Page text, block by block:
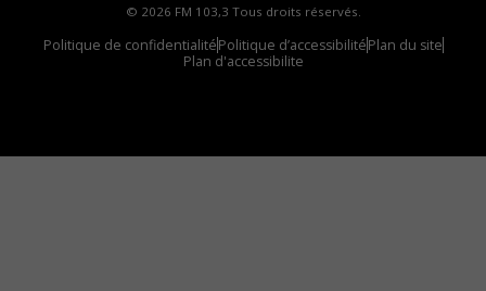
© 2026 FM 103,3 Tous droits réservés.
Politique de confidentialitéPolitique d’accessibilitéPlan du site
Plan d'accessibilite